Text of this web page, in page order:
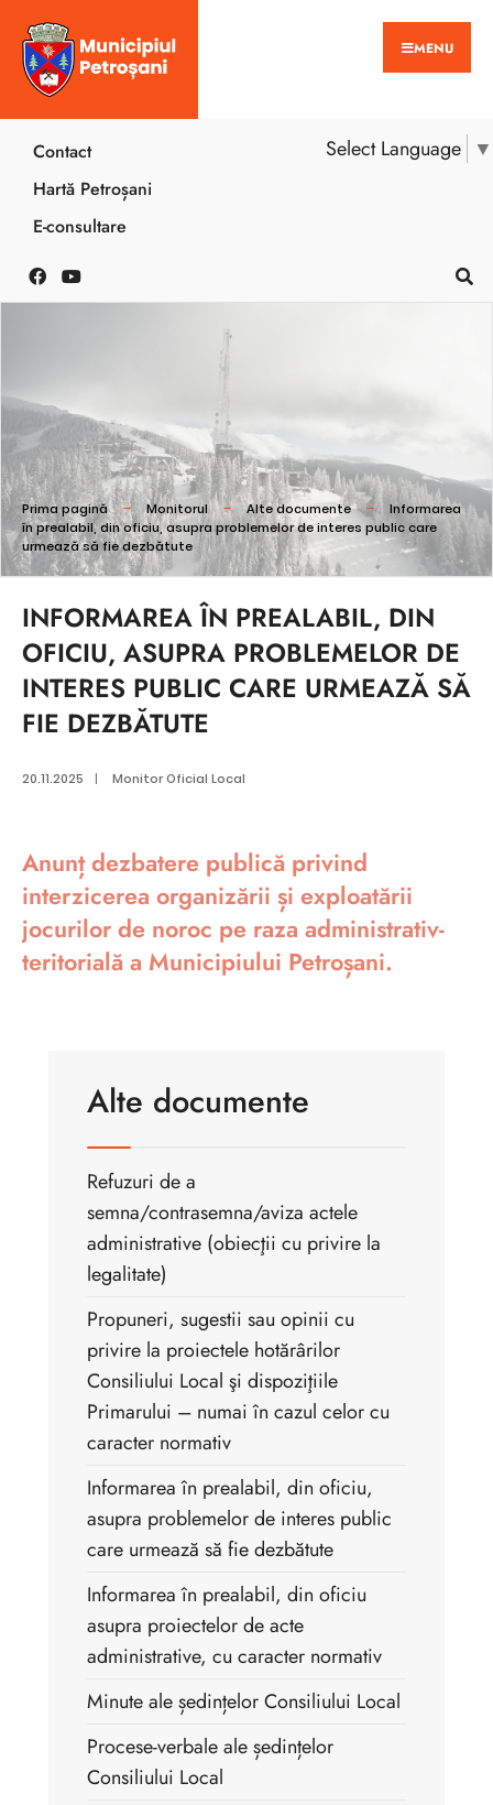
MENU
Select Language ▼
Contact
Hartă Petroșani
E-consultare
Prima pagină Monitorul Alte documente
Informarea
în prealabil, din oficiu, asupra problemelor de interes public care
urmează să fie dezbătute
INFORMAREA ÎN PREALABIL, DIN
OFICIU, ASUPRA PROBLEMELOR DE
INTERES PUBLIC CARE URMEAZĂ SĂ
FIE DEZBĂTUTE
20.11.2025 | Monitor Oficial Local
Anunț dezbatere publică privind
interzicerea organizării și exploatării
jocurilor de noroc pe raza administrativ-
teritorială a Municipiului Petroșani.
Alte documente
Refuzuri de a
semna/contrasemna/aviza actele
administrative (obiecţii cu privire la
legalitate)
Propuneri, sugestii sau opinii cu
privire la proiectele hotărârilor
Consiliului Local şi dispoziţiile
Primarului – numai în cazul celor cu
caracter normativ
Informarea în prealabil, din oficiu,
asupra problemelor de interes public
care urmează să fie dezbătute
Informarea în prealabil, din oficiu
asupra proiectelor de acte
administrative, cu caracter normativ
Minute ale ședințelor Consiliului Local
Procese-verbale ale ședințelor
Consiliului Local